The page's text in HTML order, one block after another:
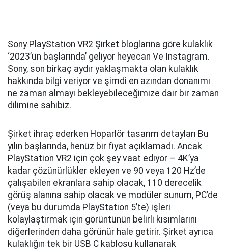
Sony PlayStation VR2 Şirket bloglarına göre kulaklık
‘2023’ün başlarında’ geliyor heyecan Ve Instagram.
Sony, son birkaç aydır yaklaşmakta olan kulaklık
hakkında bilgi veriyor ve şimdi en azından donanımı
ne zaman almayı bekleyebileceğimize dair bir zaman
dilimine sahibiz.
Şirket ihraç ederken Hoparlör tasarım detayları Bu
yılın başlarında, henüz bir fiyat açıklamadı. Ancak
PlayStation VR2 için çok şey vaat ediyor – 4K’ya
kadar çözünürlükler ekleyen ve 90 veya 120 Hz’de
çalışabilen ekranlara sahip olacak, 110 derecelik
görüş alanına sahip olacak ve modüler sunum, PC’de
(veya bu durumda PlayStation 5’te) işleri
kolaylaştırmak için görüntünün belirli kısımlarını
diğerlerinden daha görünür hale getirir. Şirket ayrıca
kulaklığın tek bir USB C kablosu kullanarak